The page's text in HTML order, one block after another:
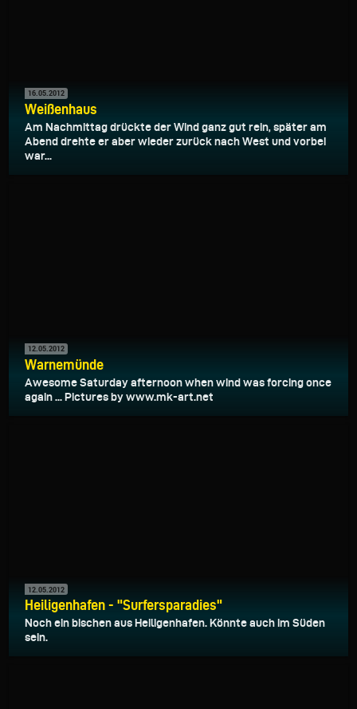
16.05.2012
Weißenhaus
Am Nachmittag drückte der Wind ganz gut rein, später am
Abend drehte er aber wieder zurück nach West und vorbei
war...
12.05.2012
Warnemünde
Awesome Saturday afternoon when wind was forcing once
again ... Pictures by www.mk-art.net
12.05.2012
Heiligenhafen - "Surfersparadies"
Noch ein bischen aus Heiligenhafen. Könnte auch im Süden
sein.